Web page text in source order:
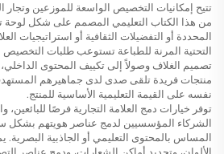
تتيح إمكانيات التخصيص الواسعة للموزعين وتجار
من هذا الكتاب التعليمي المصمم على شكل
المحددة أو التفضيلات الثقافية أو استراتيجيات
التحتية المرنة للطباعة تستوعب طلبات التخصيص
تصميم الغلاف وصولاً إلى تكييف المحتوى
منتجات فريدة تلقى صدى لدى جماهيرهم
نفسه على القيمة التعليمية الأساسية للمنتج.
توفر خيارات دمج العلامة التجارية فرصًا للبائعين،
الشركاء المؤسسيين لدمج عناصر هويتهم
المساس بالمحتوى التعليمي أو الجاذبية